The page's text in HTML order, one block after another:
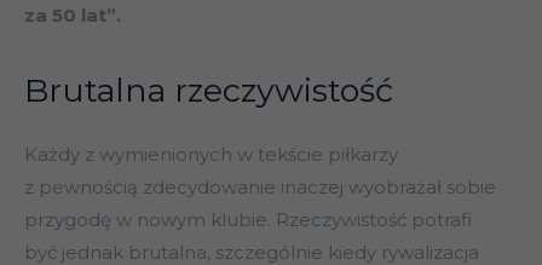
za 50 lat”.
Brutalna rzeczywistość
Każdy z wymienionych w tekście piłkarzy
z pewnością zdecydowanie inaczej wyobrażał sobie
przygodę w nowym klubie. Rzeczywistość potrafi
być jednak brutalna, szczególnie kiedy rywalizacja